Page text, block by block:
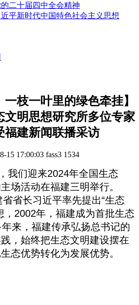
二十届四中全会精神
平新时代中国特色社会主义思想
一枝一叶里的绿色牵挂】
文明思想研究所多位专家
福建新闻联播采访
15 17:00:03 fass3 1534
我们迎来2024年全国生态
场活动在福建三明举行。
省长习近平率先提出“生态
，2002年，福建成为首批生态
来，福建传承弘扬总书记的
，始终把生态文明建设摆在
态优势转化为发展优势。